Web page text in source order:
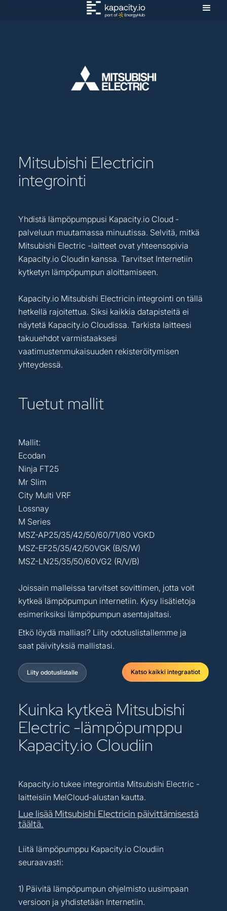
Mitsubishi Electricin
integrointi
Yhdistä lämpöpumppusi Kapacity.io Cloud -
palveluun muutamassa minuutissa. Selvitä, mitkä
Mitsubishi Electric -laitteet ovat yhteensopivia
Kapacity.io Cloudin kanssa. Tarvitset Internetiin
kytketyn lämpöpumpun aloittamiseen.
Kapacity.io Mitsubishi Electricin integrointi on tällä
hetkellä rajoitettua. Siksi kaikkia datapisteitä ei
näytetä Kapacity.io Cloudissa. Tarkista laitteesi
takuuehdot varmistaaksesi
vaatimustenmukaisuuden rekisteröitymisen
yhteydessä.
Tuetut mallit
Mallit:
Ecodan
Ninja FT25
Mr Slim
City Multi VRF
Lossnay
M Series
MSZ-AP25/35/42/50/60/71/80 VGKD
MSZ-EF25/35/42/50VGK (B/S/W)
MSZ-LN25/35/50/60VG2 (R/V/B)
Joissain malleissa tarvitset sovittimen, jotta voit
kytkeä lämpöpumpun internetiin. Kysy lisätietoja
esimeriksiksi lämpöpumpun asentajaltasi.
Etkö löydä malliasi? Liity odotuslistallemme ja
saat päivityksiä mallistasi.
Liity odotuslistalle Katso kaikki integraatiot
Kuinka kytkeä Mitsubishi
Electric -lämpöpumppu
Kapacity.io Cloudiin
Kapacity.io tukee integrointia Mitsubishi Electric -
laitteisiin MelCloud-alustan kautta.
Lue lisää Mitsubishi Electricin päivittämisestä
täältä.
Liitä lämpöpumppu Kapacity.io Cloudiin
seuraavasti:
1) Päivitä lämpöpumpun ohjelmisto uusimpaan
versioon ja yhdistetään Internetiin.